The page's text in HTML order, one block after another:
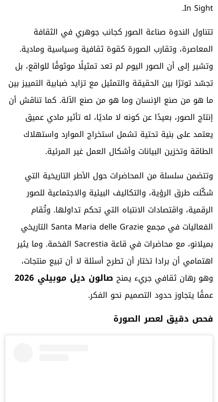
In Sight.
تتناول الندوة صناعة الصور كجانب جوهري في الثقافة
المعاصرة، وتقارب الصورة كقوة ثقافية وسياسية ومادية.
وتشير إلى أن الصور اليوم لم تعد تمثيلًا موثوقًا للواقع، بل
تجسّد توترًا بين الحقيقة والتمثيل مع تزايد ضبابية التمييز بين
ما هو من صنع الإنسان وما هو من صنع الآلة. كما تناقش أن
إنتاج الصور، بعيدًا عن كونه لا ماديًا، له تأثير مادي عميق
يعتمد على بنية تحتية تشمل استخراج الموارد واستهلاك
الطاقة وتخزين البيانات وأشكال العمل غير المرئية.
وتتضمن سلسلة من المحاضرات حول الأطر التاريخية التي
شكّلت طرق الرؤية، والتكاليف البيئية والاجتماعية للصور
الرقمية، واقتصادات الانتباه التي تحكم تداولها. وتُقام
الفعاليات في مجمع Santa Maria delle Grazie التاريخي
بميلانو، مع محاضرات في قاعة Sacrestia الفخمة. وما يثير
اهتمامي أن برادا تختار أن تطرح أسئلة لا أن تبيع منتجات،
وهو رهان ثقافي جريء يمنح صالون ديل موبيلي 2026
عمقًا يتجاوز حدود التصميم نحو الفكر.
فحص دقيق لعصر الصورة